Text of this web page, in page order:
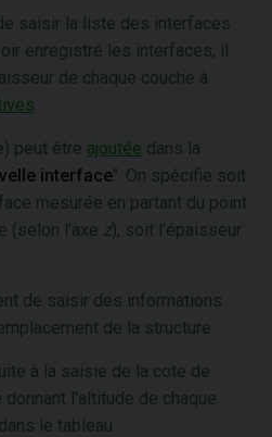
saisir la liste des interfaces
enregistré les interfaces, il
de chaque couche à
peut être ajoutée dans la
interface". On spécifie soit
mesurée en partant du point
(selon l'axe z), soit l'épaisseur
de saisir des informations
de la structure :
à la saisie de la cote de
donnant l'altitude de chaque
le tableau